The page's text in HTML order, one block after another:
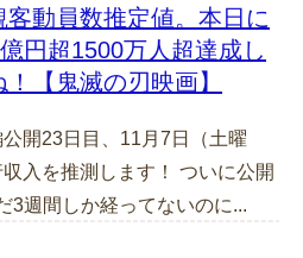
客動員数推定値。本日に
円超1500万人超達成し
！【鬼滅の刃映画】
開23日目、11月7日（土曜
入を推測します！ ついに公開
3週間しか経ってないのに...